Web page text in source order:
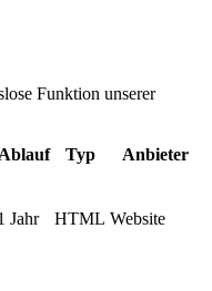
Funktion unserer
Typ Anbieter
Jahr HTML Website